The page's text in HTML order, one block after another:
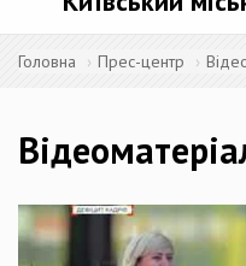
Головна Прес-центр